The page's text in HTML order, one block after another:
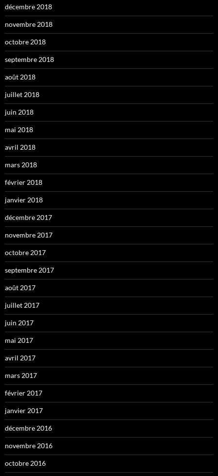
décembre 2018
novembre 2018
octobre 2018
septembre 2018
août 2018
juillet 2018
juin 2018
mai 2018
avril 2018
mars 2018
février 2018
janvier 2018
décembre 2017
novembre 2017
octobre 2017
septembre 2017
août 2017
juillet 2017
juin 2017
mai 2017
avril 2017
mars 2017
février 2017
janvier 2017
décembre 2016
novembre 2016
octobre 2016